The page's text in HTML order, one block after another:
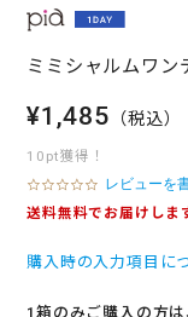
ミミシャルムワン
¥1,485 （税込）
10pt獲得！
0
.
t
r
レビューを
送料無料でお届けしま
購入時の入力項目に
1箱のみご購入の方